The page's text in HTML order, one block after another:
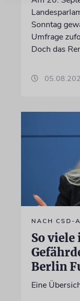
Sonntag
Umfrage
Doch das
NACH CSD-
So
Berlin
Eine